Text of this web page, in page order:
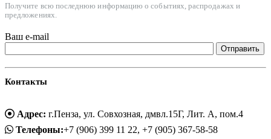
Получите всю последнюю информацию о событиях, распродажах и
предложениях.
Ваш e-mail
Контакты
Адрес: г.Пенза, ул. Совхозная, дмвл.15Г, Лит. А, пом.4
Телефоны:+7 (906) 399 11 22, +7 (905) 367-58-58